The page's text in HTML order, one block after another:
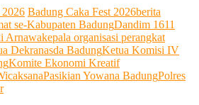
Badung Caka Fest 2026berita
se-Kabupaten BadungDandim 1611
Arnawakepala organisasi perangkat
Dekranasda BadungKetua Komisi IV
Komite Ekonomi Kreatif
Pasikian Yowana BadungPolres